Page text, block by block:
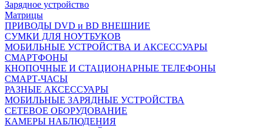
Зарядное устройство
Матрицы
ПРИВОДЫ DVD и BD ВНЕШНИЕ
СУМКИ ДЛЯ НОУТБУКОВ
МОБИЛЬНЫЕ УСТРОЙСТВА И АКСЕССУАРЫ
СМАРТФОНЫ
КНОПОЧНЫЕ И СТАЦИОНАРНЫЕ ТЕЛЕФОНЫ
СМАРТ-ЧАСЫ
РАЗНЫЕ АКСЕССУАРЫ
МОБИЛЬНЫЕ ЗАРЯДНЫЕ УСТРОЙСТВА
СЕТЕВОЕ ОБОРУДОВАНИЕ
КАМЕРЫ НАБЛЮДЕНИЯ